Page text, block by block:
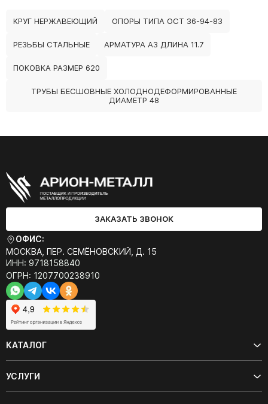
КРУГ НЕРЖАВЕЮЩИЙ ОПОРЫ ТИПА ОСТ 36-94-83
РЕЗЬБЫ СТАЛЬНЫЕ АРМАТУРА А3 ДЛИНА 11.7
ПОКОВКА РАЗМЕР 620
ТРУБЫ БЕСШОВНЫЕ ХОЛОДНОДЕФОРМИРОВАННЫЕ
ДИАМЕТР 48
ЗАКАЗАТЬ ЗВОНОК
ОФИС:
МОСКВА, ПЕР. СЕМЁНОВСКИЙ, Д. 15
ИНН: 9718158840
ОГРН: 1207700238910
КАТАЛОГ
УСЛУГИ